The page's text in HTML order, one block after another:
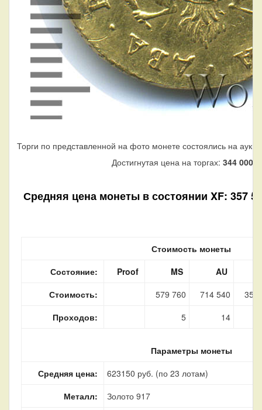
Торги по представленной на фото монете состоялись на
Достигнутая цена на торгах: 344 000
Средняя цена монеты в состоянии XF: 357
Стоимость монеты
Состояние:
Proof MS AU
Стоимость:
579 760 714 540
357
Проходов:
5 14
Параметры монеты
Средняя цена:
623150 руб. (по 23 лотам)
Металл:
Золото 917